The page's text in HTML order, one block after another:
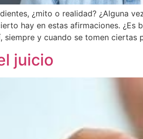
¿mito o realidad? ¿Alguna
hay en estas afirmaciones. ¿Es
siempre y cuando se tomen
juicio